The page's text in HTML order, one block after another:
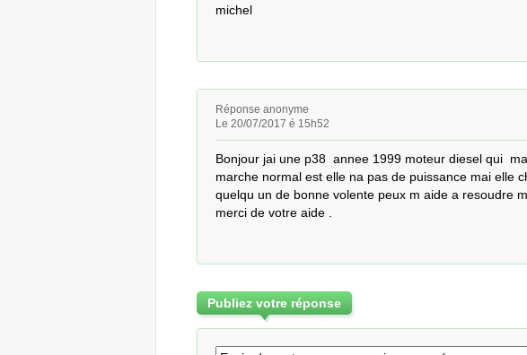
michel
Réponse anonyme
Le 20/07/2017 é 15h52
Bonjour jai une p38  annee 1999 moteur diesel qui
marche normal est elle na pas de puissance mai elle
quelqu un de bonne volente peux m aide a resoudre
merci de votre aide .
Publiez votre réponse